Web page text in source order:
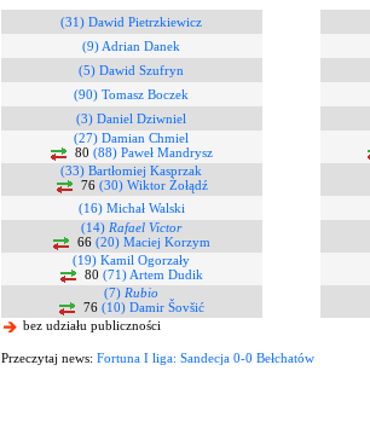
(31) Dawid Pietrzkiewicz
(9) Adrian Danek
(5) Dawid Szufryn
(90) Tomasz Boczek
(3) Daniel Dziwniel
(27) Damian Chmiel
80 (88) Paweł Mandrysz
(33) Bartłomiej Kasprzak
76 (30) Wiktor Żołądź
(16) Michał Walski
(14) Rafael Victor
66 (20) Maciej Korzym
(19) Kamil Ogorzały
80 (71) Artem Dudik
(7) Rubio
76 (10) Damir Šovšić
bez udziału publiczności
Przeczytaj news: Fortuna I liga: Sandecja 0-0 Bełchatów